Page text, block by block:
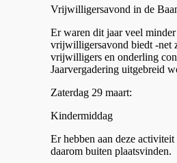
Vrijwilligersavond in de
Er waren dit jaar veel
vrijwilligersavond biedt -net
vrijwilligers en onderling
Jaarvergadering uitgebreid
Zaterdag 29 maart:
Kindermiddag
Er hebben aan deze
daarom buiten plaatsvinden.